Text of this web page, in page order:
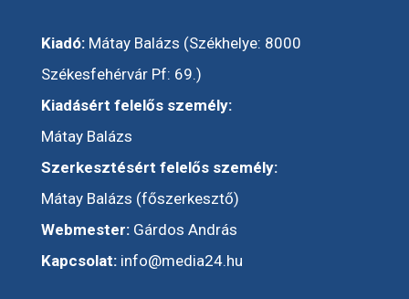
Kiadó:Mátay Balázs (Székhelye: 8000
Székesfehérvár Pf: 69.)
Kiadásért felelős személy:
Mátay Balázs
Szerkesztésért felelős személy:
Mátay Balázs (főszerkesztő)
Webmester:Gárdos András
Kapcsolat: info@media24.hu